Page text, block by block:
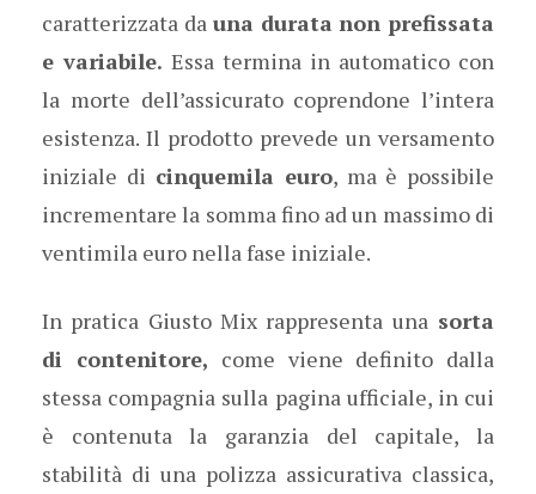
caratterizzata dauna durata non prefissata
e variabile. Essa termina in automatico con
la morte dell’assicurato coprendone l’intera
esistenza. Il prodotto prevede un versamento
iniziale di cinquemila euro, ma è possibile
incrementare la somma fino ad un massimo di
ventimila euro nella fase iniziale.
In pratica Giusto Mix rappresenta unasorta
di contenitore, come viene definito dalla
stessa compagnia sulla pagina ufficiale, in cui
è contenuta la garanzia del capitale, la
stabilità di una polizza assicurativa classica,